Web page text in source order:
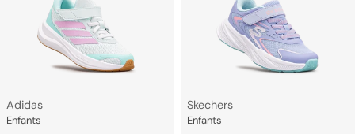
Fournisseur:
Adidas
Catégorie
Enfants
Fournisseur:
Skechers
Catégorie
Enfants